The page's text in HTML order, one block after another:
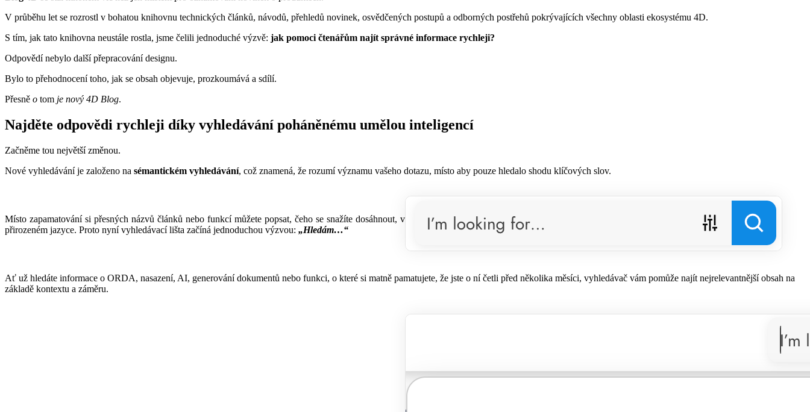
V průběhu let se rozrostl v bohatou knihovnu technických článků, návodů, přehledů novinek, osvědčených postupů a odborných postřehů pokrývajících všechny oblasti ekosystému 4D.
S tím, jak tato knihovna neustále rostla, jsme čelili jednoduché výzvě: jak pomoci čtenářům najít správné informace rychleji?
Odpovědí nebylo další přepracování designu.
Bylo to přehodnocení toho, jak se obsah objevuje, prozkoumává a sdílí.
Přesně o tom je nový 4D Blog.
Najděte odpovědi rychleji díky vyhledávání poháněnému umělou inteligencí
Začněme tou největší změnou.
Nové vyhledávání je založeno na sémantickém vyhledávání, což znamená, že rozumí významu vašeho dotazu, místo aby pouze hledalo shodu klíčových slov.
Místo zapamatování si přesných názvů článků nebo funkcí můžete popsat, čeho se snažíte dosáhnout, v
přirozeném jazyce. Proto nyní vyhledávací lišta začíná jednoduchou výzvou: „Hledám…“
Ať už hledáte informace o ORDA, nasazení, AI, generování dokumentů nebo funkci, o které si matně pamatujete, že jste o ní četli před několika měsíci, vyhledávač vám pomůže najít nejrelevantnější obsah na
základě kontextu a záměru.